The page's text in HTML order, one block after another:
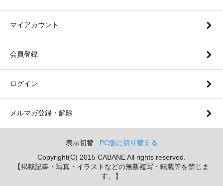
マイアカウント
会員登録
ログイン
メルマガ登録・解除
表示切替 : PC版に切り替える
Copyright(C) 2015 CABANE All rights reserved.
【掲載記事・写真・イラストなどの無断複写・転載等を禁じま
す。】